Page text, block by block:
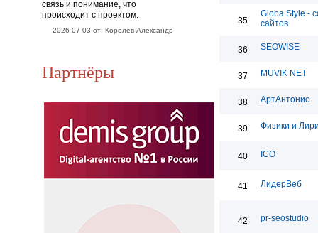
связь и понимание, что
происходит с проектом.
2026-07-03 от: Королёв Александр
Партнёры
35
Globa Style -
сайтов
36 SEOWISE
37 MUVIK NET
38 АртАнтонио
39 Физики и
40 ICO
41 ЛидерВеб
42 pr-seostudio